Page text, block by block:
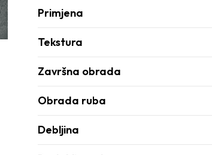
Primjena
Tekstura
Završna obrada
Obrada ruba
Debljina